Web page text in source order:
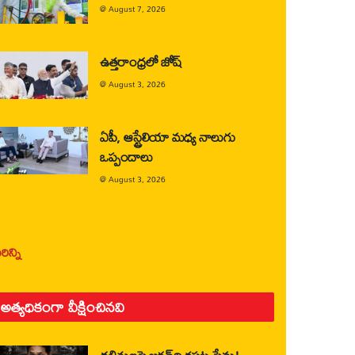
@August 7, 2026
ఉత్తరాంధ్రలో జోష్
@August 3, 2026
ఏపీ, ఆస్ట్రేలియా మధ్య నాలుగు
ఒప్పందాలు
@August 3, 2026
అత్యధికంగా వీక్షించినవి